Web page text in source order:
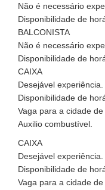
Não é necessário
Disponibilidade de
BALCONISTA
Não é necessário
Disponibilidade de
CAIXA
Desejável experiência.
Disponibilidade de
Vaga para a cidade de
Auxilio combustível.
CAIXA
Desejável experiência.
Disponibilidade de
Vaga para a cidade